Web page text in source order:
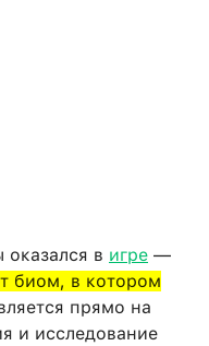
оказался в игре —
биом, в котором
прямо на
и исследование